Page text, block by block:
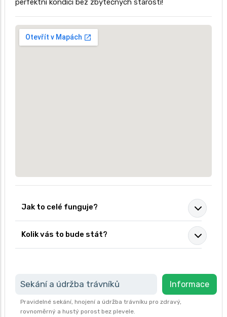
perfektní kondici bez zbytečných starostí!
Jak to celé funguje?
Kolik vás to bude stát?
Sekání a údržba trávníků Informace
Pravidelné sekání, hnojení a údržba trávníku pro zdravý,
rovnoměrný a hustý porost bez plevele.